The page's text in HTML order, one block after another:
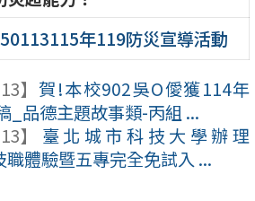
年119防災宣導活動
】 賀!本校902吳O僾獲114年
_品德主題故事類-丙組 ...
】
臺北城市科技大學辦理
職體驗暨五專完全免試入 ...